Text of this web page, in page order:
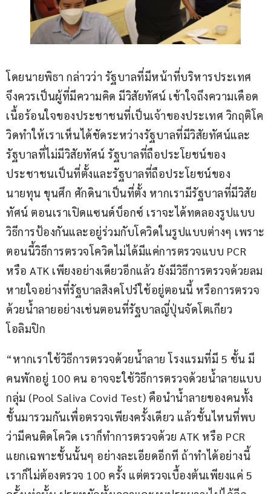
โดยนายพิธา กล่าวว่า รัฐบาลที่มีหน้าที่บริหารประเทศ
จึงควรเป็นผู้ที่มีความคิด มีวิสัยทัศน์ เข้าใจถึงความเดือด
เนื้อร้อนใจของประชาชนที่เป็นเจ้าของประเทศ วิกฤติโค
วิดทำให้เราเห็นได้ชัดระหว่างรัฐบาลที่มีวิสัยทัศน์และ
รัฐบาลที่ไม่มีวิสัยทัศน์ รัฐบาลที่ถือประโยชน์ของ
ประชาชนเป็นที่ตั้งและรัฐบาลที่ถือประโยชน์ของ
นายทุน ขุนศึก ศักดินาเป็นที่ตั้ง หากเรามีรัฐบาลที่มีวิสัย
ทัศน์ ตอนเราเปิดแซนด์บ็อกซ์ เราจะได้ทดลองรูปแบบ
วิธีการป้องกันและอยู่ร่วมกับโควิดในรูปแบบต่างๆ เพราะ
ตอนนี้วิธีการตรวจโควิดไม่ได้มีแค่การตรวจแบบ PCR
หรือ ATK เพียงอย่างเดียวอีกแล้ว ยังมีวิธีการตรวจด้วยลม
หายใจอย่างที่รัฐบาลสิงคโปร์ใช้อยู่ตอนนี้ หรือการตรวจ
ด้วยน้ำลายอย่างเช่นตอนที่รัฐบาลญี่ปุ่นจัดโตเกียว
โอลิมปิก
“หากเราใช้วิธีการตรวจด้วยน้ำลาย โรงแรมที่มี 5 ชั้น มี
คนพักอยู่ 100 คน อาจจะใช้วิธีการตรวจด้วยน้ำลายแบบ
กลุ่ม (Pool Saliva Covid Test) ​คือนำน้ำลายของคนทั้ง
ชั้นมารวมกันเพื่อตรวจเพียงครั้งเดียว แล้วชั้นไหนที่พบ
ว่ามีคนติดโควิด เราก็ทำการตรวจด้วย ATK หรือ PCR
แยกเฉพาะชั้นนั้นๆ อย่างละเอียดอีกที ถ้าทำได้อย่างนี้
เราก็ไม่ต้องตรวจ 100 ครั้ง แต่ตรวจเบื้องต้นเพียงแค่ 5